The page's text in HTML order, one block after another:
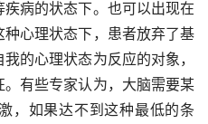
病的状态下。也可以出现在
心理状态下，患者放弃了基
的心理状态为反应的对象，
有些专家认为，大脑需要某
，如果达不到这种最低的条